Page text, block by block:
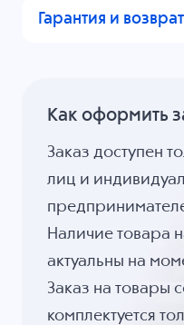
Гарантия и возврат
Как оформить
Заказ доступен
лиц и
Наличие товара
актуальны на
Заказ на товары
комплектуется